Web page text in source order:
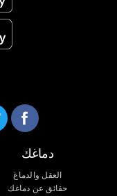
دماغك
العقل والدماغ
حقائق عن دماغك